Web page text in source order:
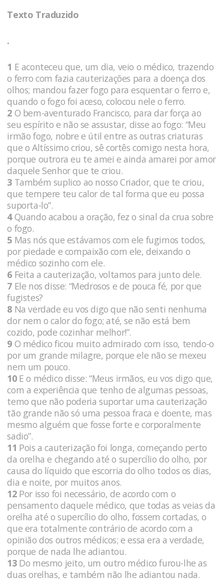
Texto Traduzido
.
1 E aconteceu que, um dia, veio o médico, trazendo
o ferro com fazia cauterizações para a doença dos
olhos; mandou fazer fogo para esquentar o ferro e,
quando o fogo foi aceso, colocou nele o ferro.
2 O bem-aventurado Francisco, para dar força ao
seu espírito e não se assustar, disse ao fogo: “Meu
irmão fogo, nobre e útil entre as outras criaturas
que o Altíssimo criou, sê cortês comigo nesta hora,
porque outrora eu te amei e ainda amarei por amor
daquele Senhor que te criou.
3 Também suplico ao nosso Criador, que te criou,
que tempere teu calor de tal forma que eu possa
suporta-lo”.
4Quando acabou a oração, fez o sinal da crua sobre
o fogo.
5 Mas nós que estávamos com ele fugimos todos,
por piedade e compaixão com ele, deixando o
médico sozinho com ele.
6 Feita a cauterização, voltamos para junto dele.
7 Ele nos disse: “Medrosos e de pouca fé, por que
fugistes?
8 Na verdade eu vos digo que não senti nenhuma
dor nem o calor do fogo; até, se não está bem
cozido, pode cozinhar melhor!”.
9 O médico ficou muito admirado com isso, tendo-o
por um grande milagre, porque ele não se mexeu
nem um pouco.
10E o médico disse: “Meus irmãos, eu vos digo que,
com a experiência que tenho de algumas pessoas,
temo que não poderia suportar uma cauterização
tão grande não só uma pessoa fraca e doente, mas
mesmo alguém que fosse forte e corporalmente
sadio”.
11 Pois a cauterização foi longa, começando perto
da orelha e chegando até o supercílio do olho, por
causa do líquido que escorria do olho todos os dias,
dia e noite, por muitos anos.
12Por isso foi necessário, de acordo com o
pensamento daquele médico, que todas as veias da
orelha até o supercílio do olho, fossem cortadas, o
que era totalmente contrário de acordo com a
opinião dos outros médicos; e essa era a verdade,
porque de nada lhe adiantou.
13Do mesmo jeito, um outro médico furou-lhe as
duas orelhas, e também não lhe adiantou nada.